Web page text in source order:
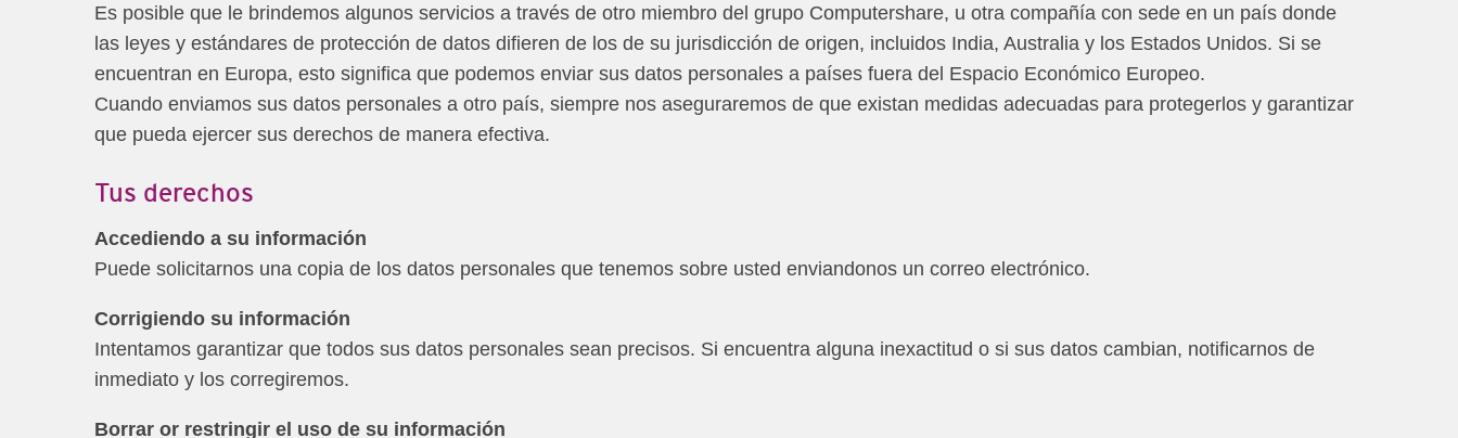
Es posible que le brindemos algunos servicios a través de otro miembro del grupo Computershare, u otra compañía con sede en un país donde
las leyes y estándares de protección de datos difieren de los de su jurisdicción de origen, incluidos India, Australia y los Estados Unidos. Si se
encuentran en Europa, esto significa que podemos enviar sus datos personales a países fuera del Espacio Económico Europeo.
Cuando enviamos sus datos personales a otro país, siempre nos aseguraremos de que existan medidas adecuadas para protegerlos y garantizar
que pueda ejercer sus derechos de manera efectiva.
Tus derechos
Accediendo a su información
Puede solicitarnos una copia de los datos personales que tenemos sobre usted enviandonos un correo electrónico.
Corrigiendo su información
Intentamos garantizar que todos sus datos personales sean precisos. Si encuentra alguna inexactitud o si sus datos cambian, notificarnos de
inmediato y los corregiremos.
Borrar or restringir el uso de su información​